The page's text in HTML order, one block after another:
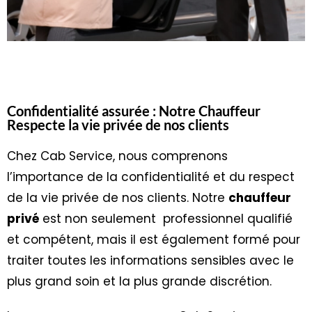
Confidentialité assurée : Notre Chauffeur
Respecte la vie privée de nos clients
Chez Cab Service, nous comprenons
l’importance de la confidentialité et du respect
de la vie privée de nos clients. Notre chauffeur
privé est non seulement professionnel qualifié
et compétent, mais il est également formé pour
traiter toutes les informations sensibles avec le
plus grand soin et la plus grande discrétion.